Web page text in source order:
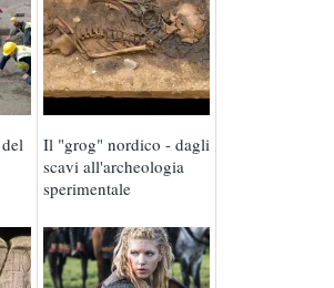
Il "grog" nordico - dagli
scavi all'archeologia
sperimentale